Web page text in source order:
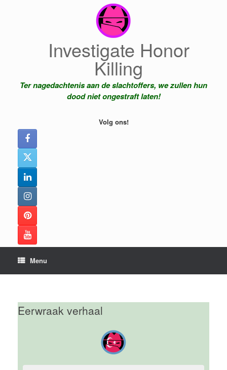
Investigate Honor
Killing
Ter nagedachtenis aan de slachtoffers, we zullen hun
dood niet ongestraft laten!
Volg ons!
Menu
Eerwraak verhaal